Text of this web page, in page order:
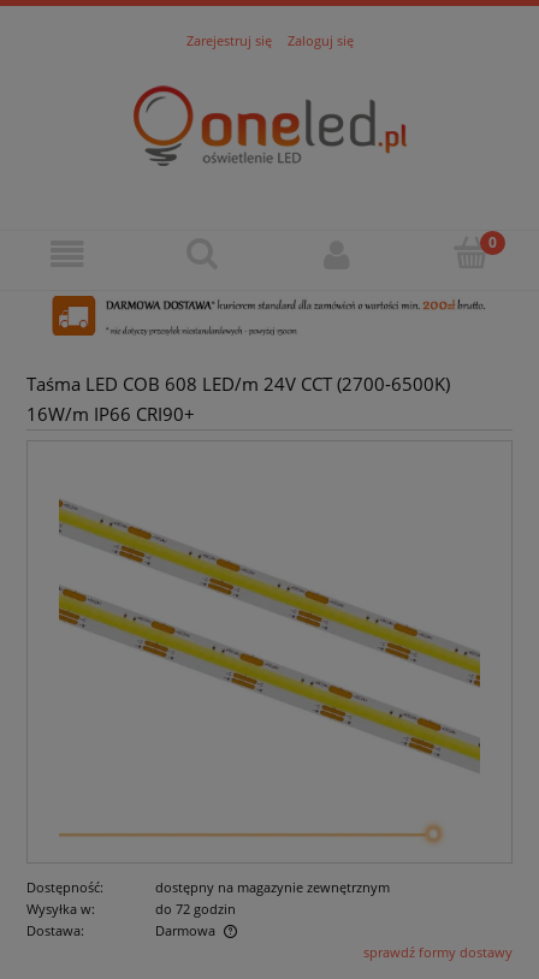
Zarejestruj się Zaloguj się
Taśma LED COB 608 LED/m 24V CCT (2700-6500K)
16W/m IP66 CRI90+
Dostępność:
dostępny na magazynie zewnętrznym
Wysyłka w:
do 72 godzin
Dostawa:
Darmowa
Cena nie zawiera ewentualnych kosztów płatnościsprawdź formy dostawy